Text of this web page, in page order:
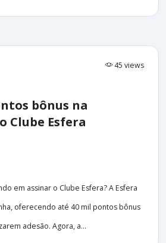
45 views
bônus na
Clube Esfera
em assinar o Clube Esfera? A Esfera
oferecendo até 40 mil pontos bônus
adesão. Agora, a...